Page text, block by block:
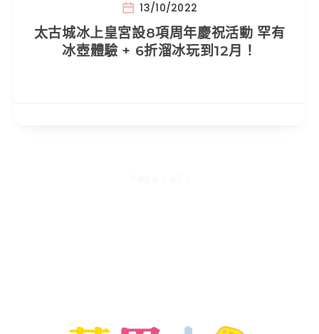
13/10/2022
太古城冰上皇宮設8項周年慶祝活動 罕有
冰壺體驗 + 6折溜冰玩到12月！